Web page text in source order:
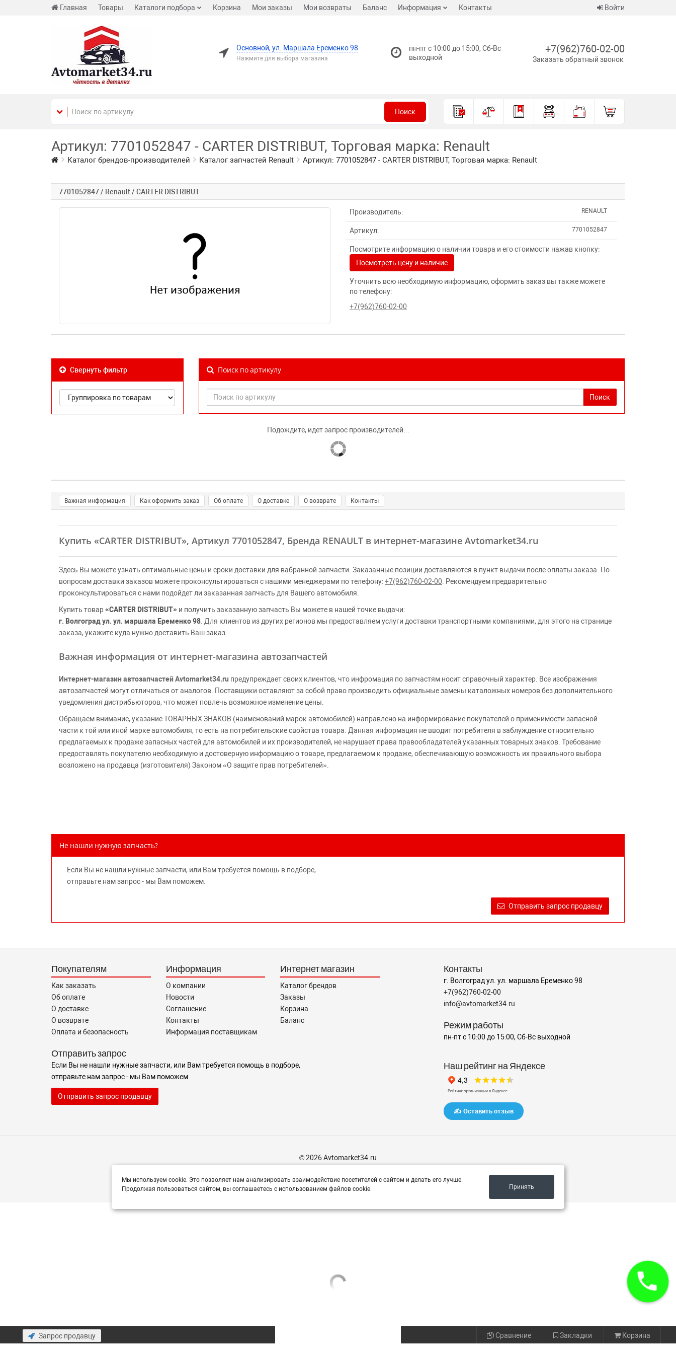
Главная Товары Каталоги подбора Корзина Мои заказы Мои возвраты Баланс Информация Контакты Войти
Основной, ул. Маршала Еременко 98
Нажмите для выбора магазина
пн-пт с 10:00 до 15:00, Сб-Вс
выходной
+7(962)760-02-00
Заказать обратный звонок
Поиск
Артикул: 7701052847 - CARTER DISTRIBUT, Торговая марка: Renault
Каталог брендов-производителей Каталог запчастей Renault Артикул: 7701052847 - CARTER DISTRIBUT, Торговая марка: Renault
7701052847 / Renault / CARTER DISTRIBUT
Производитель: RENAULT
Артикул: 7701052847
Посмотрите информацию о наличии товара и его стоимости нажав кнопку:
Посмотреть цену и наличие
Уточнить всю необходимую информацию, оформить заказ вы также можете
по телефону:
+7(962)760-02-00
Свернуть фильтр Поиск по артикулу
Поиск
Подождите, идет запрос производителей...
Важная информация Как оформить заказ Об оплате О доставке О возврате Контакты
Купить «CARTER DISTRIBUT», Артикул 7701052847, Бренда RENAULT в интернет-магазине Avtomarket34.ru
Здесь Вы можете узнать оптимальные цены и сроки доставки для вабранной запчасти. Заказанные позиции доставляются в пункт выдачи после оплаты заказа. По
вопросам доставки заказов можете проконсультироваться с нашими менеджерами по телефону:+7(962)760-02-00 . Рекомендуем предварительно
проконсультироваться с нами подойдет ли заказанная запчасть для Вашего автомобиля.
Купить товар«CARTER DISTRIBUT» и получить заказанную запчасть Вы можете в нашей точке выдачи:
г. Волгоград ул. ул. маршала Еременко 98 . Для клиентов из других регионов мы предоставляем услуги доставки транспортными компаниями, для этого на странице
заказа, укажите куда нужно доставить Ваш заказ.
Важная информация от интернет-магазина автозапчастей
Интернет-магазин автозапчастей Avtomarket34.ru предупреждает своих клиентов, что инфромация по запчастям носит справочный характер. Все изображения
автозапчастей могут отличаться от аналогов. Поставщики оставляют за собой право производить официальные замены каталожных номеров без дополнительного
уведомления дистрибьюторов, что может повлечь возможное изменение цены.
Обращаем внимание, указание ТОВАРНЫХ ЗНАКОВ (наименований марок автомобилей) направлено на информирование покупателей о применимости запасной
части к той или иной марке автомобиля, то есть на потребительские свойства товара. Данная информация не вводит потребителя в заблуждение относительно
предлагаемых к продаже запасных частей для автомобилей и их производителей, не нарушает права правообладателей указанных товарных знаков. Требование
предоставлять покупателю необходимую и достоверную информацию о товаре, предлагаемом к продаже, обеспечивающую возможность их правильного выбора
возложено на продавца (изготовителя) Законом «О защите прав потребителей».
Не нашли нужную запчасть?
Если Вы не нашли нужные запчасти, или Вам требуется помощь в подборе,
отправьте нам запрос - мы Вам поможем.
Отправить запрос продавцу
Покупателям
Как заказать
Об оплате
О доставке
О возврате
Оплата и безопасность
Информация
О компании
Новости
Соглашение
Контакты
Информация поставщикам
Интернет магазин
Каталог брендов
Заказы
Корзина
Баланс
Отправить запрос
Если Вы не нашли нужные запчасти, или Вам требуется помощь в подборе,
отправьте нам запрос - мы Вам поможем
Отправить запрос продавцу
Контакты
г. Волгоград ул. ул. маршала Еременко 98
+7(962)760-02-00
info@avtomarket34.ru
Режим работы
пн-пт с 10:00 до 15:00, Сб-Вс выходной
Наш рейтинг на Яндексе
✍️ Оставить отзыв
© 2026 Avtomarket34.ru
Мы используем cookie. Это позволяет нам анализировать взаимодействие посетителей с сайтом и делать его лучше.
Продолжая пользоваться сайтом, вы соглашаетесь с использованием файлов cookie.
Принять
Запрос продавцу Сравнение Закладки Корзина